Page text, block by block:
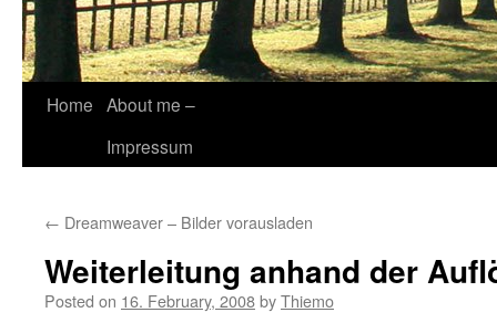
Skip
Home About me –
Impressum
← Dreamweaver – Bilder vorausladen
Weiterleitung anhand der
Posted on 16. February, 2008byThiemo